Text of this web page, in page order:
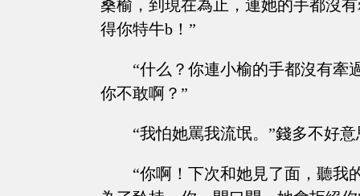
桑榆，到現在為止，連她的手都沒
得你特牛b！”
“什么？你連小榆的手都沒有牽
你不敢啊？”
“我怕她罵我流氓。”錢多不好
“你啊！下次和她見了面，聽我